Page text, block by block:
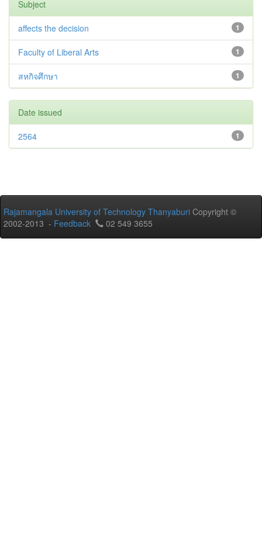
Subject
1
affects the decision
1
Faculty of Liberal Arts
1
สหกิจศึกษา
Date issued
1
2564
Rajamangala University of Technology Thanyaburi Copyright ©
2002-2013 - Feedback 02 549 3655